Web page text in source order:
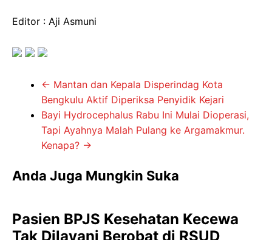
Editor : Aji Asmuni
← Mantan dan Kepala Disperindag Kota
Bengkulu Aktif Diperiksa Penyidik Kejari
Bayi Hydrocephalus Rabu Ini Mulai Dioperasi,
Tapi Ayahnya Malah Pulang ke Argamakmur.
Kenapa? →
Anda Juga Mungkin Suka
Pasien BPJS Kesehatan Kecewa
Tak Dilayani Berobat di RSUD